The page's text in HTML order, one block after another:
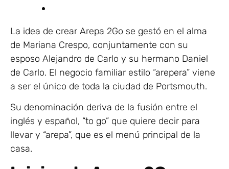
La idea de crear Arepa 2Go se gestó en el alma
de Mariana Crespo, conjuntamente con su
esposo Alejandro de Carlo y su hermano Daniel
de Carlo. El negocio familiar estilo “arepera” viene
a ser el único de toda la ciudad de Portsmouth.
Su denominación deriva de la fusión entre el
inglés y español, “to go” que quiere decir para
llevar y “arepa”, que es el menú principal de la
casa.